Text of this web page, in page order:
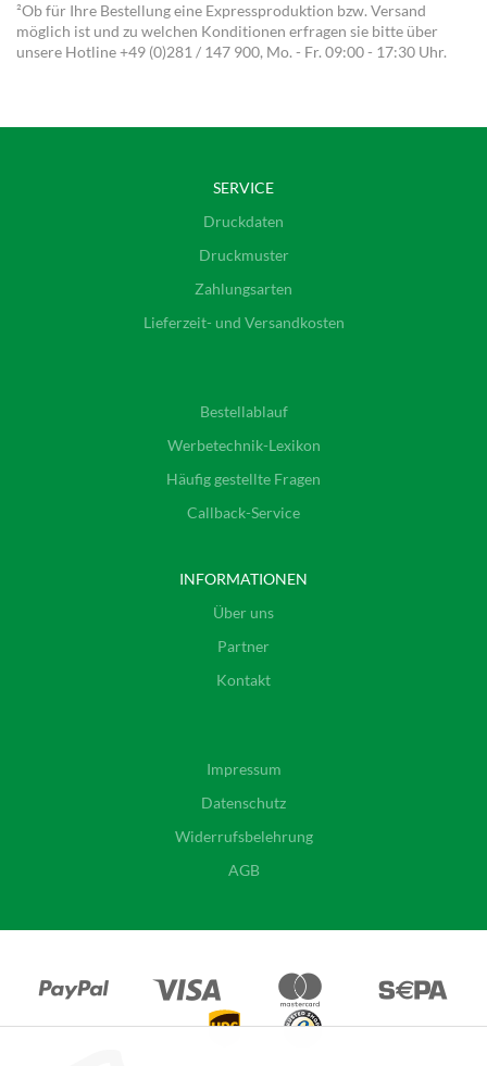
²Ob für Ihre Bestellung eine Expressproduktion bzw. Versand
möglich ist und zu welchen Konditionen erfragen sie bitte über
unsere Hotline+49 (0)281 / 147 900, Mo. - Fr. 09:00 - 17:30 Uhr.
SERVICE
Druckdaten
Druckmuster
Zahlungsarten
Lieferzeit- und Versandkosten
Bestellablauf
Werbetechnik-Lexikon
Häufig gestellte Fragen
Callback-Service
INFORMATIONEN
Über uns
Partner
Kontakt
Impressum
Datenschutz
Widerrufsbelehrung
AGB